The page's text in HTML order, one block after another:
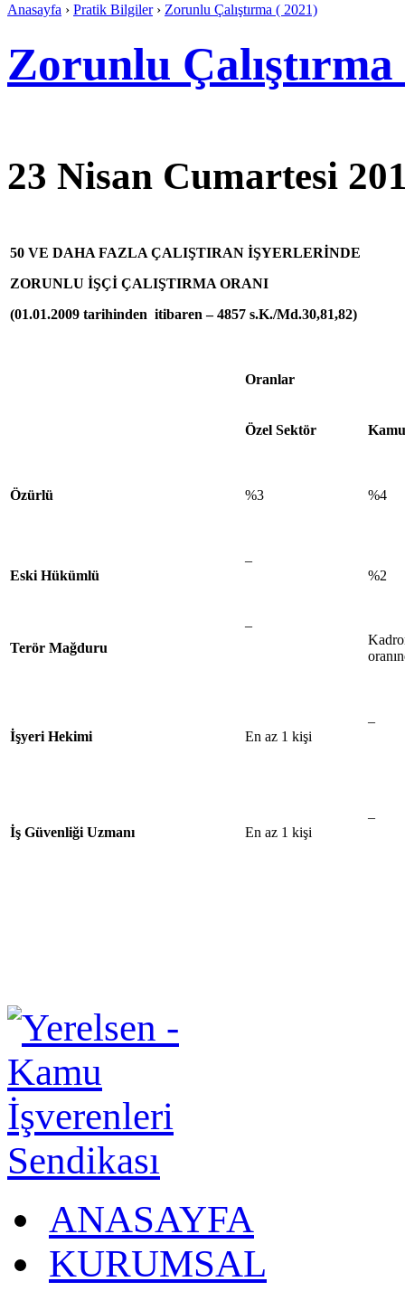
Anasayfa › Pratik Bilgiler› Zorunlu Çalıştırma ( 2021)
Zorunlu Çalıştırma
23 Nisan Cumartesi
50 VE DAHA FAZLA ÇALIŞTIRAN İŞYERLERİNDE
ZORUNLU İŞÇİ ÇALIŞTIRMA ORANI
(01.01.2009 tarihinden itibaren – 4857 s.K./Md.30,81,82)
Oranlar
Özel Sektör
Özürlü %3 %4
Eski Hükümlü
–
%2
Terör Mağduru
–
İşyeri Hekimi En az 1 kişi
–
İş Güvenliği Uzmanı En az 1 kişi
–
ANASAYFA
KURUMSAL